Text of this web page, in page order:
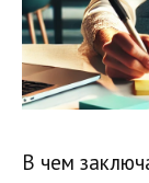
В чем